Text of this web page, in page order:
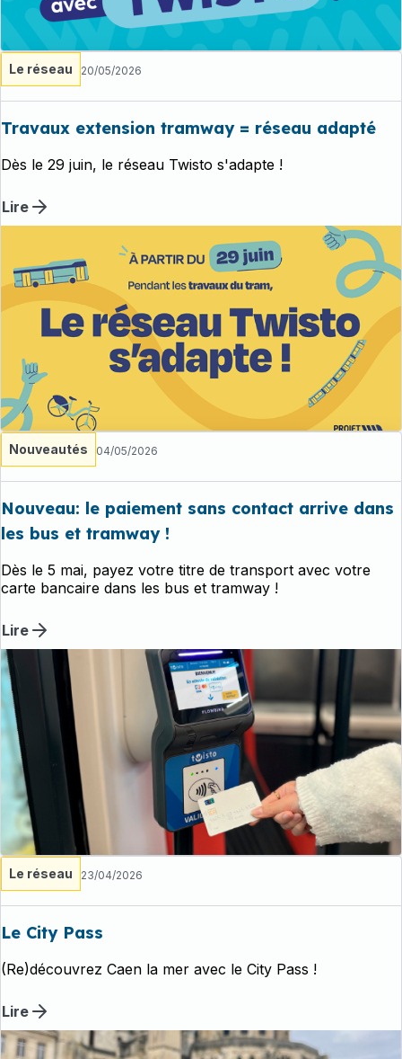
Le réseau 20/05/2026
Travaux extension tramway = réseau adapté
Dès le 29 juin, le réseau Twisto s'adapte !
Lire
Nouveautés 04/05/2026
Nouveau: le paiement sans contact arrive dans
les bus et tramway !
Dès le 5 mai, payez votre titre de transport avec votre
carte bancaire dans les bus et tramway !
Lire
Le réseau 23/04/2026
Le City Pass
(Re)découvrez Caen la mer avec le City Pass !
Lire